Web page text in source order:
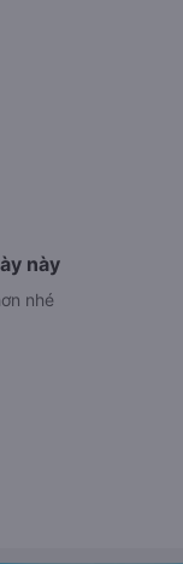
này
nhé